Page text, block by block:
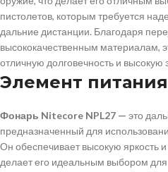
пистолетов, которым требуется
дальние дистанции. Благодаря
высококачественным материалам,
отличную долговечность и
Элемент питания
Фонарь Nitecore NPL27 — это
предназначенный для
Он обеспечивает высокую яркость
делает его идеальным выбором